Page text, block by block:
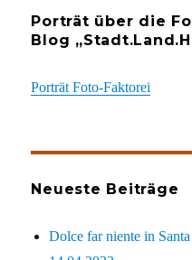
Porträt über die
Blog
Porträt Foto-Faktorei
Neueste Beiträge
Dolce far niente in